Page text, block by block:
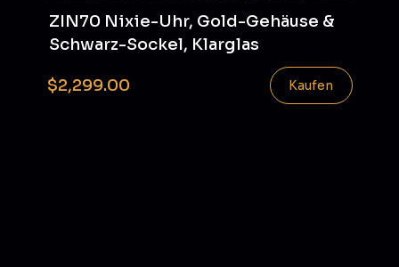
ZIN70 Nixie-Uhr, Gold-Gehäuse &
Schwarz-Sockel, Klarglas
$2,299.00 Kaufen